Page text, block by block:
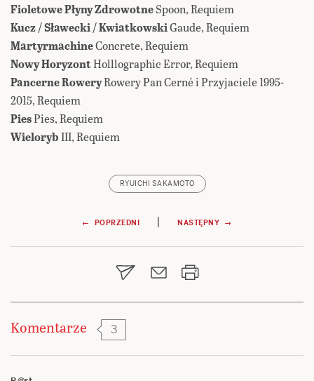
Fioletowe Płyny ZdrowotneSpoon, Requiem
Kucz / Sławecki / KwiatkowskiGaude, Requiem
MartyrmachineConcrete, Requiem
Nowy HoryzontHolllographic Error, Requiem
Pancerne RoweryRowery Pan Cerné i Przyjaciele 1995-
2015, Requiem
PiesPies, Requiem
WielorybIII, Requiem
RYUICHI SAKAMOTO
Nawigacja
wpisu
← POPRZEDNI | NASTĘPNY →
Komentarze 3